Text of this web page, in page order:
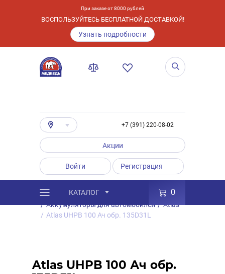
При заказе от 8000 рублей
ВОСПОЛЬЗУЙТЕСЬ БЕСПЛАТНОЙ ДОСТАВКОЙ!
Узнать подробности
+7 (391) 220-08-02
Акции
Войти Регистрация
КАТАЛОГ 0
Каталог / Товары
Аккумуляторы
/ Аккумуляторы для автомобилей / Atlas
/ Atlas UHPB 100 Ач обр. 135D31L
Atlas UHPB 100 Ач обр.